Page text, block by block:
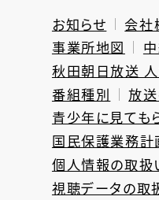
お知らせ 会社
事業所地図
秋田朝日放送
番組種別
放
青少年に見ても
国民保護業務計
個人情報の取扱
視聴データの取